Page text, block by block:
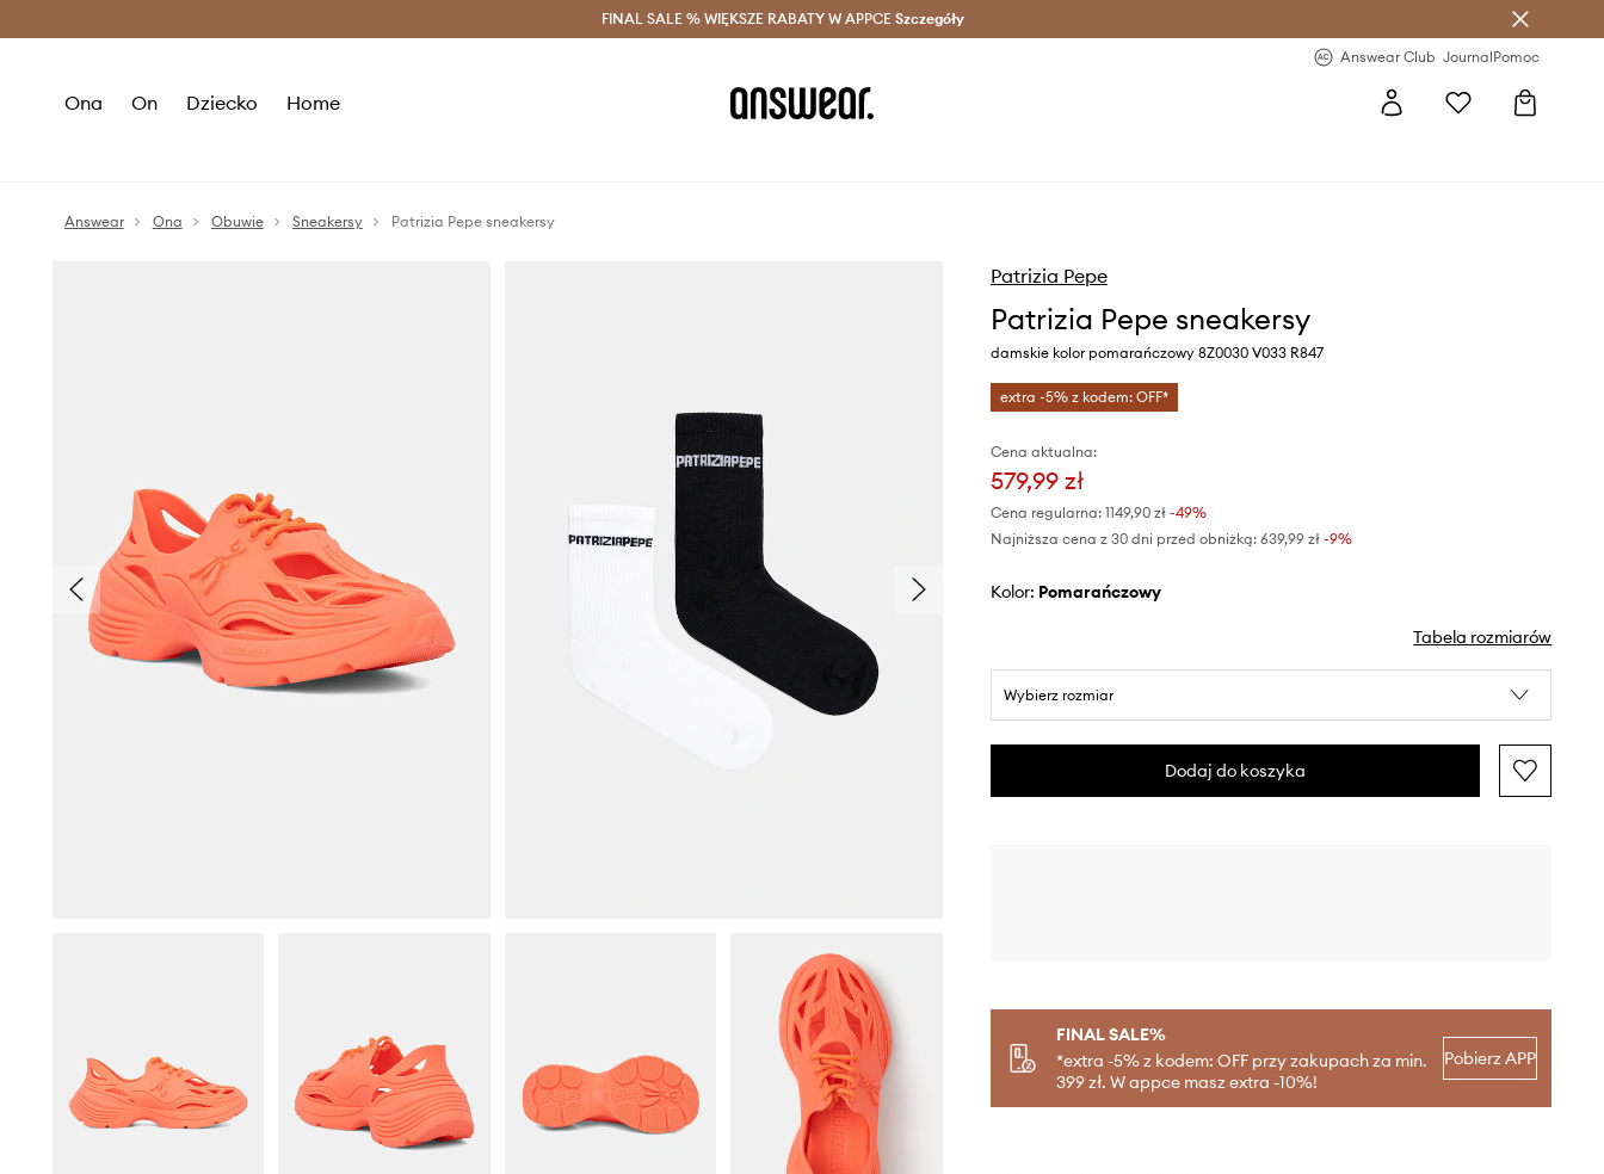
Oszczędzaj z Answear Club > Dostawa nawet w 24h >
FINAL SALE % WIĘKSZE RABATY W APPCE Szczegóły
Answear Club JournalPomoc
Ona On Dziecko Home
Answear Ona Obuwie Sneakersy Patrizia Pepe sneakersy
Patrizia Pepe
Patrizia Pepe sneakersy
damskie kolor pomarańczowy 8Z0030 V033 R847
extra -5% z kodem: OFF*
Cena aktualna:
579,99 zł
Cena regularna: 1149,90 zł-49%
Najniższa cena z 30 dni przed obniżką: 639,99 zł -9%
Kolor: pomarańczowy
Tabela rozmiarów
Wybierz rozmiar
Dodaj do koszyka
FINAL SALE%
*extra -5% z kodem: OFF przy zakupach za min.
399 zł. W appce masz extra -10%!
Pobierz APP